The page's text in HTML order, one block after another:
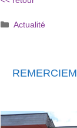
Catégories
Actualité